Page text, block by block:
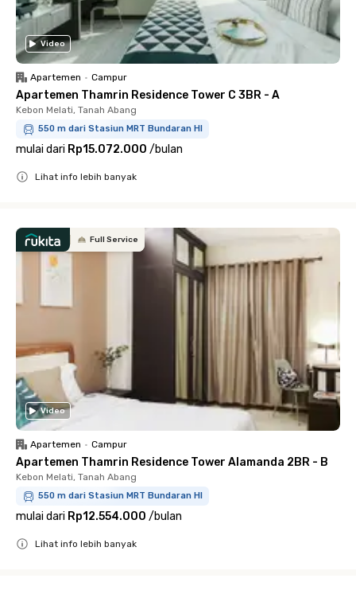
Video
Apartemen • Campur
Apartemen Thamrin Residence Tower C 3BR - A
Kebon Melati, Tanah Abang
550 m dari Stasiun MRT Bundaran HI
mulai dari Rp15.072.000 /bulan
Lihat info lebih banyak
Full Service
Video
Apartemen • Campur
Apartemen Thamrin Residence Tower Alamanda 2BR - B
Kebon Melati, Tanah Abang
550 m dari Stasiun MRT Bundaran HI
mulai dari Rp12.554.000 /bulan
Lihat info lebih banyak